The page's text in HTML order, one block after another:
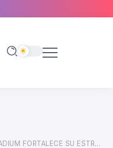
ESTRATEGIA EN PARAGUAY MEDIANTE UNA NUEVA ALIANZA CON AMEN GROUP